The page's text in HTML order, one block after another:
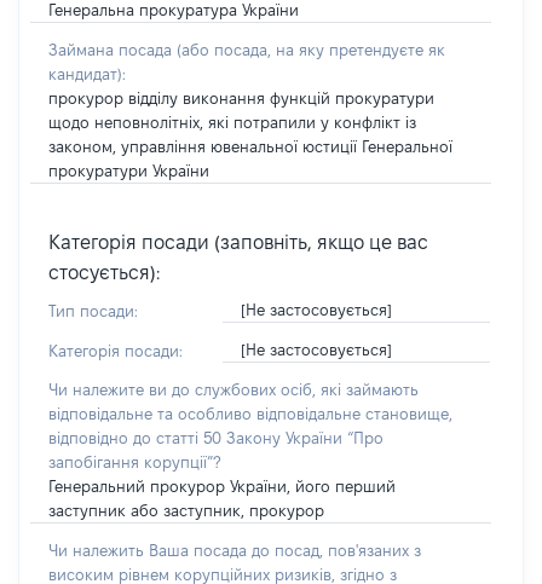
Генеральна прокуратура України
Займана посада (або посада, на яку претендуєте як
кандидат):
прокурор відділу виконання функцій прокуратури
щодо неповнолітніх, які потрапили у конфлікт із
законом, управління ювенальної юстиції Генеральної
прокуратури України
Категорія посади (заповніть, якщо це вас
стосується):
Тип посади: [Не застосовується]
Категорія посади: [Не застосовується]
Чи належите ви до службових осіб, які займають
відповідальне та особливо відповідальне становище,
відповідно до статті 50 Закону України “Про
запобігання корупції”?
Генеральний прокурор України, його перший
заступник або заступник, прокурор
Чи належить Ваша посада до посад, пов'язаних з
високим рівнем корупційних ризиків, згідно з